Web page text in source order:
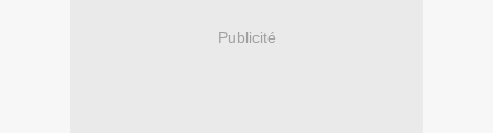
Publicité